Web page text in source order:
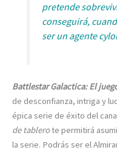
pretende
conseguirá,
ser un agente
Battlestar Galactica: El
de desconfianza, intriga y
épica serie de éxito del
de tablerote permitirá
la serie. Podrás ser el